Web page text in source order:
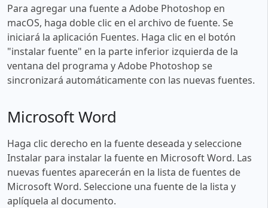
Para agregar una fuente a Adobe Photoshop en
macOS, haga doble clic en el archivo de fuente. Se
iniciará la aplicación Fuentes. Haga clic en el botón
"instalar fuente" en la parte inferior izquierda de la
ventana del programa y Adobe Photoshop se
sincronizará automáticamente con las nuevas fuentes.
Microsoft Word
Haga clic derecho en la fuente deseada y seleccione
Instalar para instalar la fuente en Microsoft Word. Las
nuevas fuentes aparecerán en la lista de fuentes de
Microsoft Word. Seleccione una fuente de la lista y
aplíquela al documento.